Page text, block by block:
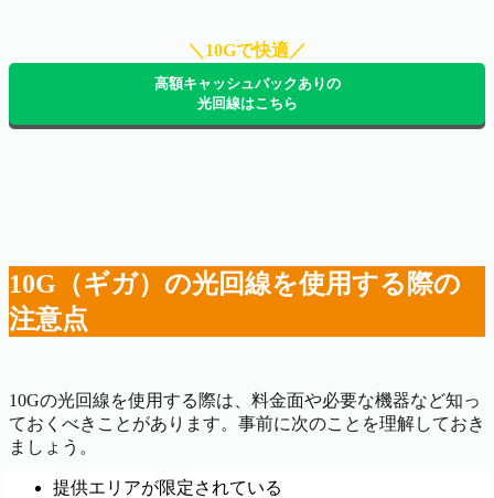
＼10Gで快適／
高額キャッシュバックありの
光回線はこちら
10G（ギガ）の光回線を使用する際の
注意点
10Gの光回線を使用する際は、料金面や必要な機器など知っ
ておくべきことがあります。事前に次のことを理解しておき
ましょう。
提供エリアが限定されている